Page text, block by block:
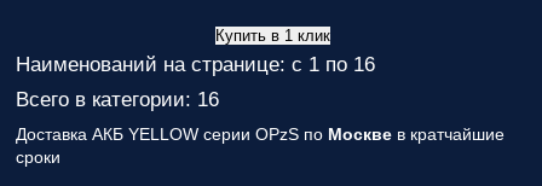
Купить в 1 клик
Наименований на странице: с 1 по 16
Всего в категории: 16
Доставка АКБ YELLOW серии OPzS по Москве в кратчайшие
сроки